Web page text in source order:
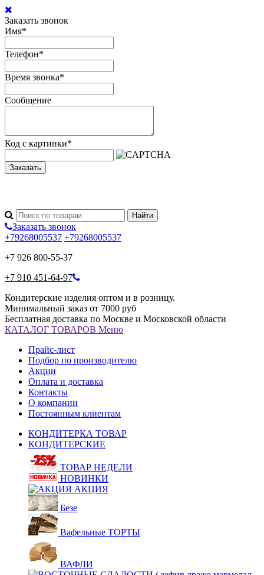
Заказать звонок
Имя*
Телефон*
Время звонка*
Сообщение
Код с картинки*
Заказать
Заказать звонок
+79268005537 +79268005537
+7 926 800-55-37
+7 910 451-64-97
Кондитерские изделия оптом и в розницу.
Минимальный заказ от 7000 руб
Бесплатная доставка по Москве и Московской области
КАТАЛОГ ТОВАРОВ Меню
Прайс-лист
Подбор по производителю
Акции
Оплата и доставка
Контакты
О компании
Постоянным клиентам
КОНДИТЕРКА ТОВАР
КОНДИТЕРСКИЕ
ТОВАР НЕДЕЛИ
НОВИНКИ
АКЦИЯ
Безе
Вафельные ТОРТЫ
ВАФЛИ